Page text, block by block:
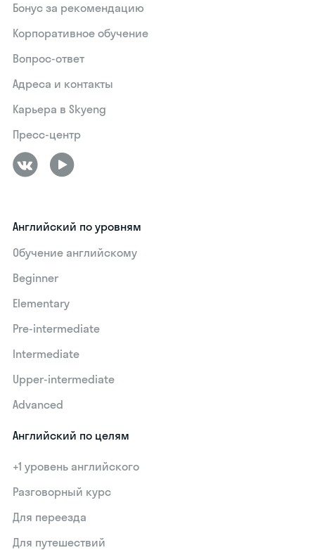
Бонус за рекомендацию
Корпоративное обучение
Вопрос-ответ
Адреса и контакты
Карьера в Skyeng
Пресс-центр
Английский по уровням
Обучение английскому
Beginner
Elementary
Pre-intermediate
Intermediate
Upper-intermediate
Advanced
Английский по целям
+1 уровень английского
Разговорный курс
Для переезда
Для путешествий